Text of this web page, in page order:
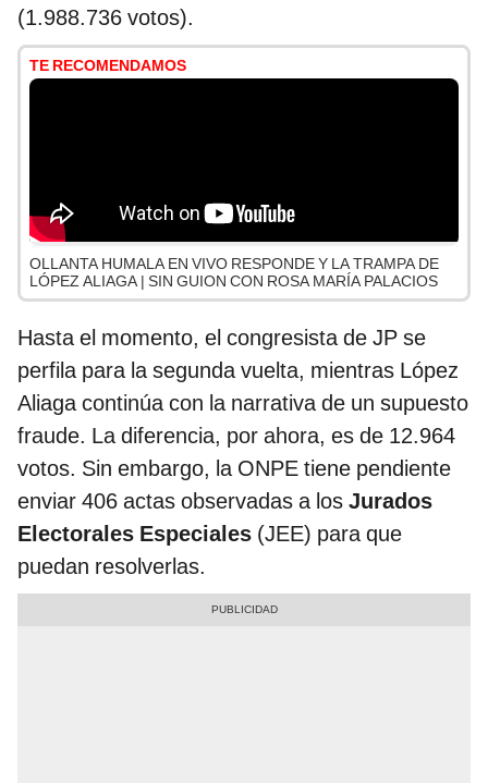
(1.988.736 votos).
TE RECOMENDAMOS
OLLANTA HUMALA EN VIVO RESPONDE Y LA TRAMPA DE
LÓPEZ ALIAGA | SIN GUION CON ROSA MARÍA PALACIOS
Hasta el momento, el congresista de JP se
perfila para la segunda vuelta, mientras López
Aliaga continúa con la narrativa de un supuesto
fraude. La diferencia, por ahora, es de 12.964
votos. Sin embargo, la ONPE tiene pendiente
enviar 406 actas observadas a los Jurados
Electorales Especiales (JEE) para que
puedan resolverlas.